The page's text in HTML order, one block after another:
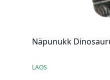
Näpunukk
LAOS